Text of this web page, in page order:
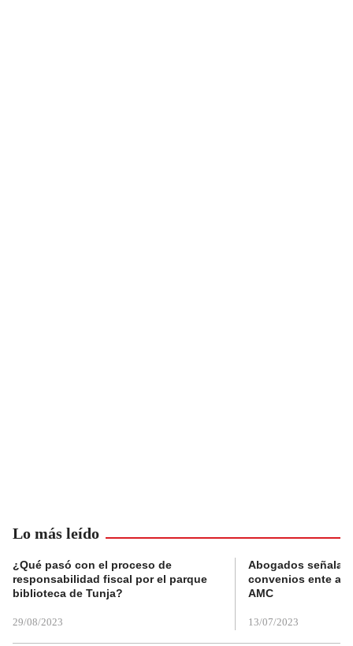
Lo más leído
¿Qué pasó con el proceso de
responsabilidad fiscal por el parque
biblioteca de Tunja?
29/08/2023
Abogados
convenios ente
AMC
13/07/2023